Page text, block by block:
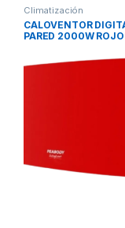
Climatización
CALOVENTOR
PARED 2000W